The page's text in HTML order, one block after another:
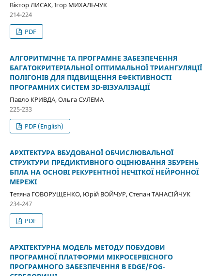
Віктор ЛИСАК, Ігор МИХАЛЬЧУК
214-224
PDF
АЛГОРИТМІЧНЕ ТА ПРОГРАМНЕ ЗАБЕЗПЕЧЕННЯ
БАГАТОКРИТЕРІАЛЬНОЇ ОПТИМАЛЬНОЇ ТРИАНГУЛЯЦІЇ
ПОЛІГОНІВ ДЛЯ ПІДВИЩЕННЯ ЕФЕКТИВНОСТІ
ПРОГРАМНИХ СИСТЕМ 3D-ВІЗУАЛІЗАЦІЇ
Павло КРИВДА, Ольга СУЛЕМА
225-233
PDF (English)
АРХІТЕКТУРА ВБУДОВАНОЇ ОБЧИСЛЮВАЛЬНОЇ
СТРУКТУРИ ПРЕДИКТИВНОГО ОЦІНЮВАННЯ ЗБУРЕНЬ
БПЛА НА ОСНОВІ РЕКУРЕНТНОЇ НЕЧІТКОЇ НЕЙРОННОЇ
МЕРЕЖІ
Тетяна ГОВОРУЩЕНКО, Юрій ВОЙЧУР, Степан ТАНАСІЙЧУК
234-247
PDF
АРХІТЕКТУРНА МОДЕЛЬ МЕТОДУ ПОБУДОВИ
ПРОГРАМНОЇ ПЛАТФОРМИ МІКРОСЕРВІСНОГО
ПРОГРАМНОГО ЗАБЕЗПЕЧЕННЯ В EDGE/FOG-